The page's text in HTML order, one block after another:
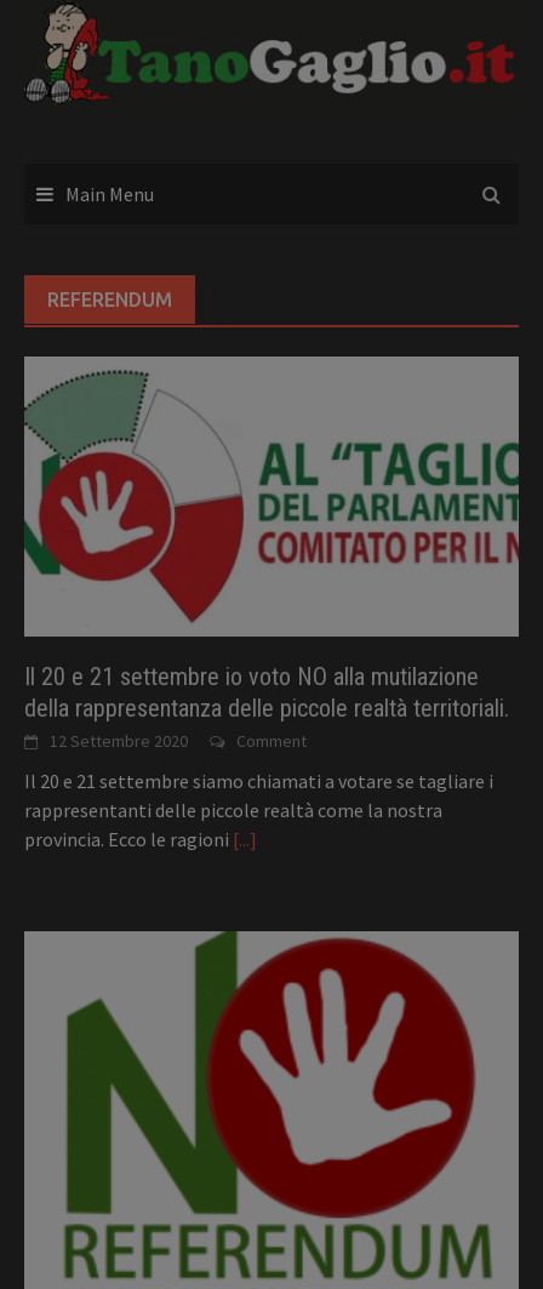
content
Main Menu
REFERENDUM
Il 20 e 21 settembre io voto NO alla mutilazione
della rappresentanza delle piccole realtà territoriali.
12 Settembre 2020 Comment
Il 20 e 21 settembre siamo chiamati a votare se tagliare i
rappresentanti delle piccole realtà come la nostra
provincia. Ecco le ragioni [...]